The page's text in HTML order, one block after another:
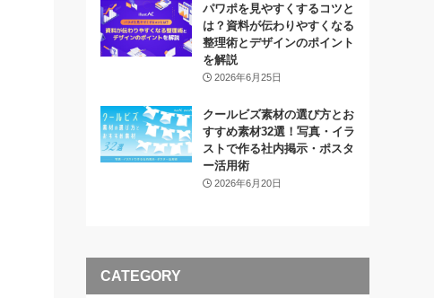
パワポを見やすくするコツと
は？資料が伝わりやすくなる
整理術とデザインのポイント
を解説
2026年6月25日
クールビズ素材の選び方とお
すすめ素材32選！写真・イラ
ストで作る社内掲示・ポスタ
ー活用術
2026年6月20日
CATEGORY